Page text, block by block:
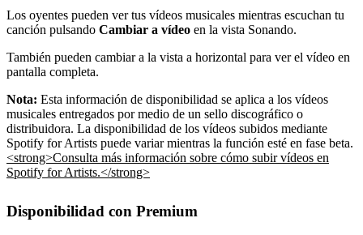
Los oyentes pueden ver tus vídeos musicales mientras escuchan tu
canción pulsando Cambiar a vídeo en la vista Sonando.
También pueden cambiar a la vista a horizontal para ver el vídeo en
pantalla completa.
Nota: Esta información de disponibilidad se aplica a los vídeos
musicales entregados por medio de un sello discográfico o
distribuidora. La disponibilidad de los vídeos subidos mediante
Spotify for Artists puede variar mientras la función esté en fase beta.
<strong>Consulta más información sobre cómo subir vídeos en
Spotify for Artists.</strong>
Disponibilidad con Premium